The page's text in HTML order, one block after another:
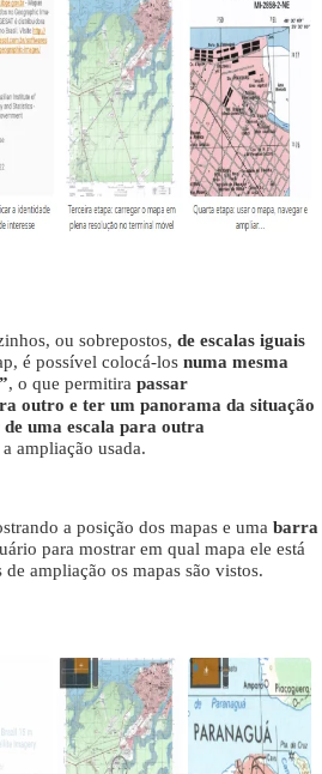
ou sobrepostos, de escalas iguais
é possível colocá-los numa mesma
, o que permitira passar
outro e ter um panorama da situação
de uma escala para outra
ampliação usada.
a posição dos mapas e uma barra
para mostrar em qual mapa ele está
ampliação os mapas são vistos.